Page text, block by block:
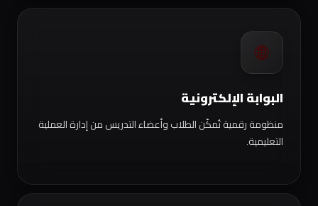
🌐
البوابة الإلكترونية
منظومة رقمية تُمكّن الطلاب وأعضاء التدريس من إدارة العملية
التعليمية.